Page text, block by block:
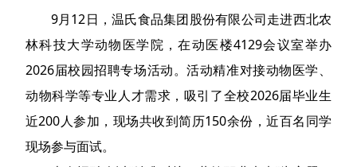
9月12日，温氏食品集团股份有限公司走进西北农
林科技大学动物医学院，在动医楼4129会议室举办
2026届校园招聘专场活动。活动精准对接动物医学、
动物科学等专业人才需求，吸引了全校2026届毕业生
近200人参加，现场共收到简历150余份，近百名同学
现场参与面试。